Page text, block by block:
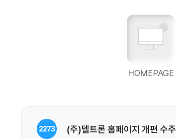
HOMEPAGE
2273 (주)델트론 홈페이지 개편 수주